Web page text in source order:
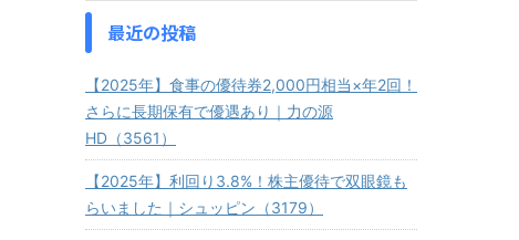
最近の投稿
【2025年】食事の優待券2,000円相当×年2回！
さらに長期保有で優遇あり｜力の源
HD（3561）
【2025年】利回り3.8%！株主優待で双眼鏡も
らいました｜シュッピン（3179）